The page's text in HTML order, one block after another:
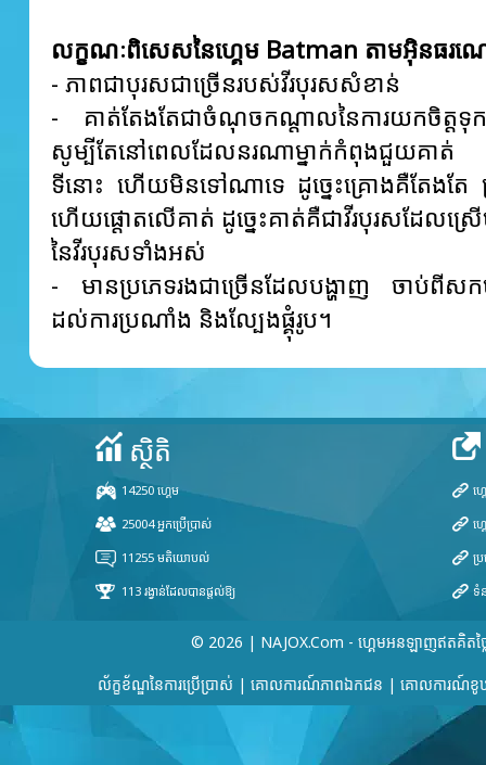
លក្ខណៈពិសេសនៃហ្គេម Batman តាមអ៊ិនធរណ
- ភាពជាបុរសជាច្រើនរបស់វីរបុរសសំខាន់
- គាត់តែងតែជាចំណុចកណ្តាលនៃការយកចិត្
សូម្បីតែនៅពេលដែលនរណាម្នាក់កំពុងជួយគាត់
ទីនោះ ហើយមិនទៅណាទេ ដូច្នេះគ្រោងគឺតែងត
ហើយផ្តោតលើគាត់ ដូច្នេះគាត់គឺជាវីរបុរសដែលស្
នៃវីរបុរសទាំងអស់
- មានប្រភេទរងជាច្រើនដែលបង្ហាញ ចាប់ពីសក
ដល់ការប្រណាំង និងល្បែងផ្គុំរូប។
© 2026 | NAJOX.com - ហ្គេមអនឡាញឥតគិតថ្ល
ល័ក្ខខ័ណ្ឌនៃការប្រើប្រាស់ | គោលការណ៍​ភាព​ឯកជន | គោលការណ៍